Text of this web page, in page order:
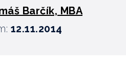
Barčík, MBA
12.11.2014